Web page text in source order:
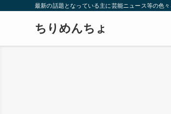
最新の話題となっている主に芸能ニュース等の色
ちりめんちょ